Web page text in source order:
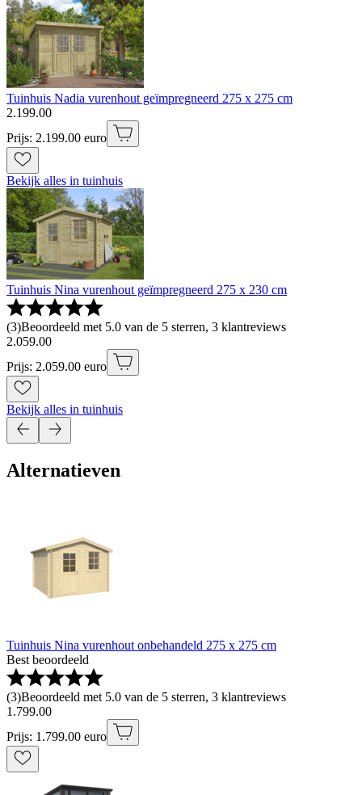
Tuinhuis Nadia vurenhout geïmpregneerd 275 x 275 cm
2.199.00
Prijs: 2.199.00 euro
Bekijk alles in tuinhuis
Tuinhuis Nina vurenhout geïmpregneerd 275 x 230 cm
(3)Beoordeeld met 5.0 van de 5 sterren, 3 klantreviews
2.059.00
Prijs: 2.059.00 euro
Bekijk alles in tuinhuis
Alternatieven
Tuinhuis Nina vurenhout onbehandeld 275 x 275 cm
Best beoordeeld
(3)Beoordeeld met 5.0 van de 5 sterren, 3 klantreviews
1 .799.00
Prijs: 1.799.00 euro